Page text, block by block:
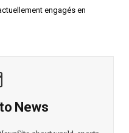
engagés en
News